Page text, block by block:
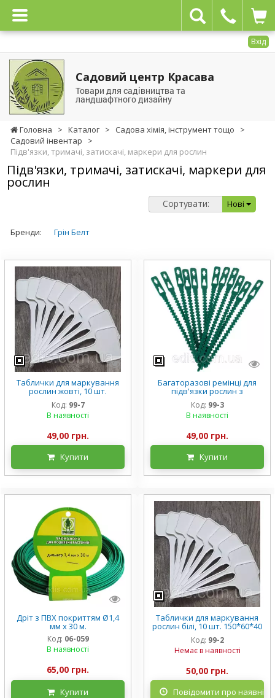
Вхід
Садовий центр Красава
Товари для садівництва та
ландшафтного дизайну
Головна > Каталог > Садова хімія, інструмент тощо
>
Садовий інвентар
>
Підв'язки, тримачі, затискачі, маркери для рослин
Підв'язки, тримачі, затискачі, маркери для
рослин
Сортувати: Нові
Бренди: Грін Белт
Таблички для маркування
рослин жовті, 10 шт.
150*60*40 мм
Код: 99-7
В наявності
49,00 грн.
Купити
Багаторазові ремінці для
підв'язки рослин з
подвійним замком, 17,5 см.,
30 шт./уп.
Код: 99-3
В наявності
49,00 грн.
Купити
Дріт з ПВХ покриттям Ø1,4
мм х 30 м.
Код: 06-059
В наявності
65,00 грн.
Купити
Таблички для маркування
рослин білі, 10 шт. 150*60*40
мм
Код: 99-2
Немає в наявності
50,00 грн.
Повідомити про